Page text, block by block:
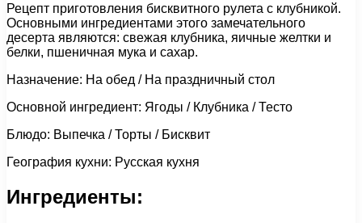
Рецепт приготовления бисквитного рулета с клубникой.
Основными ингредиентами этого замечательного
десерта являются: свежая клубника, яичные желтки и
белки, пшеничная мука и сахар.
Назначение: На обед / На праздничный стол
Основной ингредиент: Ягоды / Клубника / Тесто
Блюдо: Выпечка / Торты / Бисквит
География кухни: Русская кухня
Ингредиенты: